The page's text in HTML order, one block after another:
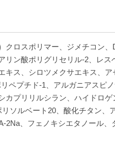
クロスポリマー、ジメチコン
リン酸ポリグリセリル-2、レ
キス、シロツメクサエキス、
ペプチド-1、アルガニアスピ
プリリルシラン、ハイドロゲ
ソルベート20、酸化チタン、
2Na、フェノキシエタノール